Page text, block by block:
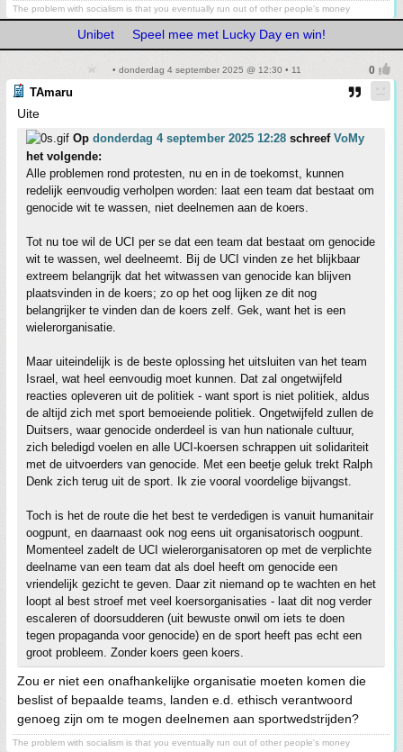
The problem with socialism is that you eventually run out of other people's money
Unibet Speel mee met Lucky Day en win!
• donderdag 4 september 2025 @ 12:30 • 11
TAmaru
Uite
Op donderdag 4 september 2025 12:28 schreef VoMy
het volgende:
Alle problemen rond protesten, nu en in de toekomst, kunnen
redelijk eenvoudig verholpen worden: laat een team dat bestaat om
genocide wit te wassen, niet deelnemen aan de koers.
Tot nu toe wil de UCI per se dat een team dat bestaat om genocide
wit te wassen, wel deelneemt. Bij de UCI vinden ze het blijkbaar
extreem belangrijk dat het witwassen van genocide kan blijven
plaatsvinden in de koers; zo op het oog lijken ze dit nog
belangrijker te vinden dan de koers zelf. Gek, want het is een
wielerorganisatie.
Maar uiteindelijk is de beste oplossing het uitsluiten van het team
Israel, wat heel eenvoudig moet kunnen. Dat zal ongetwijfeld
reacties opleveren uit de politiek - want sport is niet politiek, aldus
de altijd zich met sport bemoeiende politiek. Ongetwijfeld zullen de
Duitsers, waar genocide onderdeel is van hun nationale cultuur,
zich beledigd voelen en alle UCI-koersen schrappen uit solidariteit
met de uitvoerders van genocide. Met een beetje geluk trekt Ralph
Denk zich terug uit de sport. Ik zie vooral voordelige bijvangst.
Toch is het de route die het best te verdedigen is vanuit humanitair
oogpunt, en daarnaast ook nog eens uit organisatorisch oogpunt.
Momenteel zadelt de UCI wielerorganisatoren op met de verplichte
deelname van een team dat als doel heeft om genocide een
vriendelijk gezicht te geven. Daar zit niemand op te wachten en het
loopt al best stroef met veel koersorganisaties - laat dit nog verder
escaleren of doorsudderen (uit bewuste onwil om iets te doen
tegen propaganda voor genocide) en de sport heeft pas echt een
groot probleem. Zonder koers geen koers.
Zou er niet een onafhankelijke organisatie moeten komen die
beslist of bepaalde teams, landen e.d. ethisch verantwoord
genoeg zijn om te mogen deelnemen aan sportwedstrijden?
The problem with socialism is that you eventually run out of other people's money